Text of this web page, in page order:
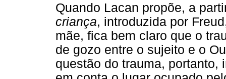
Quando Lacan propõe, a
criança, introduzida por
mãe, fica bem claro que o
de gozo entre o sujeito e o
questão do trauma,